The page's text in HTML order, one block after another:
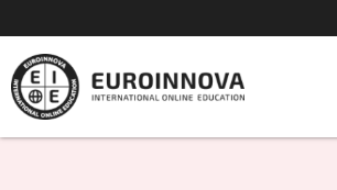
al
contenuto